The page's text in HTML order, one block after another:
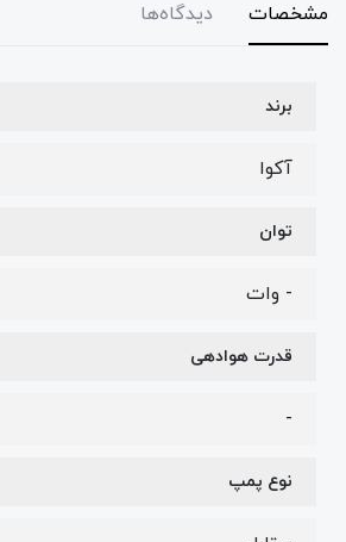
مشخصات دیدگاه‌ها
برند
آکوا
توان
- وات
قدرت هوادهی
-
نوع پمپ